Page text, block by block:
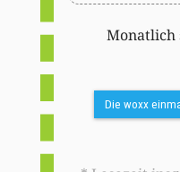
Monatlich
Die woxx